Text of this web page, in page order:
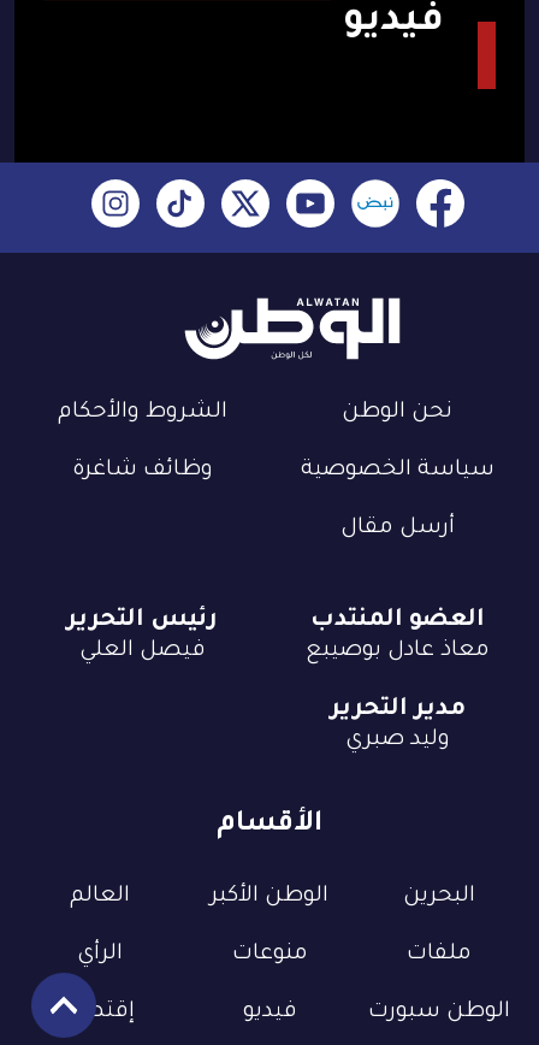
فيديو
نحن الوطن الشروط والأحكام
سياسة الخصوصية وظائف شاغرة
أرسل مقال
الأقسام
البحرين الوطن الأكبر العالم
ملفات منوعات الرأي
الوطن سبورت فيديو إقتصاد
العضو المنتدب
معاذ عادل بوصيبع
رئيس التحرير
فيصل العلي
مدير التحرير
وليد صبري